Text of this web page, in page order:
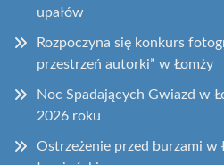
upałów
Rozpoczyna się konkurs
przestrzeń autorki” w Łomży
Noc Spadających Gwiazd w
2026 roku
Ostrzeżenie przed burzami w